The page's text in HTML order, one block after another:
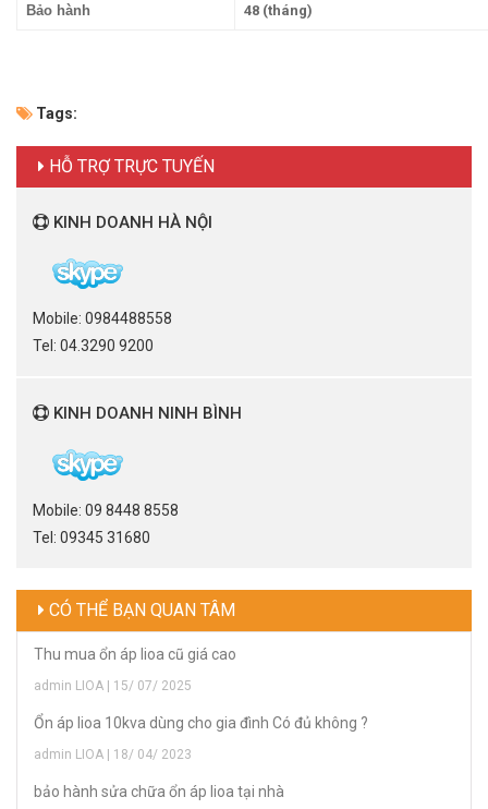
Bảo hành 48 (tháng)
Tags:
HỖ TRỢ TRỰC TUYẾN
KINH DOANH HÀ NỘI
Mobile: 0984488558
Tel: 04.3290 9200
KINH DOANH NINH BÌNH
Mobile: 09 8448 8558
Tel: 09345 31680
CÓ THỂ BẠN QUAN TÂM
Thu mua ổn áp lioa cũ giá cao
admin LIOA | 15/ 07/ 2025
Ổn áp lioa 10kva dùng cho gia đình Có đủ không ?
admin LIOA | 18/ 04/ 2023
bảo hành sửa chữa ổn áp lioa tại nhà